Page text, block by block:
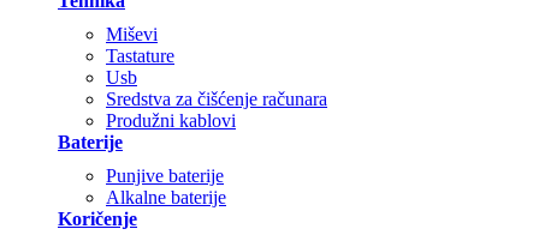
Miševi
Tastature
Usb
Sredstva za čišćenje računara
Produžni kablovi
Baterije
Punjive baterije
Alkalne baterije
Koričenje